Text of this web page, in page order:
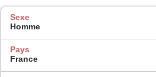
Sexe
Homme
Pays
France